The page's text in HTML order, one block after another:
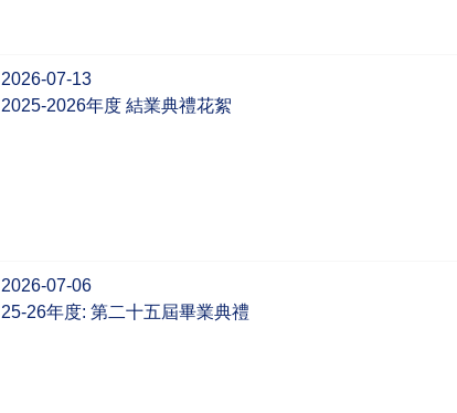
2026-07-13
2025-2026年度 結業典禮花絮
2026-07-06
25-26年度: 第二十五屆畢業典禮